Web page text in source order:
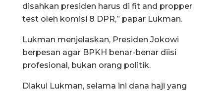
disahkan presiden harus di fit and propper
test oleh komisi 8 DPR,” papar Lukman.
Lukman menjelaskan, Presiden Jokowi
berpesan agar BPKH benar-benar diisi
profesional, bukan orang politik.
Diakui Lukman, selama ini dana haji yang